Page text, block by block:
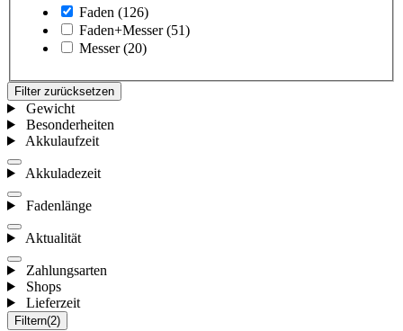
Faden (126)
Faden+Messer (51)
Messer (20)
Filter zurücksetzen
Gewicht
Besonderheiten
Akkulaufzeit
Akkuladezeit
Fadenlänge
Aktualität
Zahlungsarten
Shops
Lieferzeit
Filtern(2)